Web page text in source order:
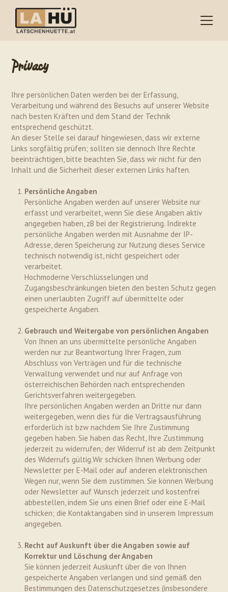
Privacy
Ihre persönlichen Daten werden bei der Erfassung,
Verarbeitung und während des Besuchs auf unserer Website
nach besten Kräften und dem Stand der Technik
entsprechend geschützt.
An dieser Stelle sei darauf hingewiesen, dass wir externe
Links sorgfältig prüfen; sollten sie dennoch Ihre Rechte
beeinträchtigen, bitte beachten Sie, dass wir nicht für den
Inhalt und die Sicherheit dieser externen Links haften.
Persönliche Angaben
Persönliche Angaben werden auf unserer Website nur
erfasst und verarbeitet, wenn Sie diese Angaben aktiv
angegeben haben, zB bei der Registrierung. Indirekte
persönliche Angaben werden mit Ausnahme der IP-
Adresse, deren Speicherung zur Nutzung dieses Service
technisch notwendig ist, nicht gespeichert oder
verarbeitet.
Hochmoderne Verschlüsselungen und
Zugangsbeschränkungen bieten den besten Schutz gegen
einen unerlaubten Zugriff auf übermittelte oder
gespeicherte Angaben.
Gebrauch und Weitergabe von persönlichen Angaben
Von Ihnen an uns übermittelte persönliche Angaben
werden nur zur Beantwortung Ihrer Fragen, zum
Abschluss von Verträgen und für die technische
Verwaltung verwendet und nur auf Anfrage von
österreichischen Behörden nach entsprechenden
Gerichtsverfahren weitergegeben.
Ihre persönlichen Angaben werden an Dritte nur dann
weitergegeben, wenn dies für die Vertragsausführung
erforderlich ist bzw nachdem Sie Ihre Zustimmung
gegeben haben. Sie haben das Recht, Ihre Zustimmung
jederzeit zu widerrufen; der Widerruf ist ab dem Zeitpunkt
des Widerrufs gültig.Wir schicken Ihnen Werbung oder
Newsletter per E-Mail oder auf anderen elektronischen
Wegen nur, wenn Sie dem zustimmen. Sie können Werbung
oder Newsletter auf Wunsch jederzeit und kostenfrei
abbestellen, indem Sie uns einen Brief oder eine E-Mail
schicken; die Kontaktangaben sind in unserem Impressum
angegeben.
Recht auf Auskunft über die Angaben sowie auf
Korrektur und Löschung der Angaben
Sie können jederzeit Auskunft über die von Ihnen
gespeicherte Angaben verlangen und sind gemäß den
Bestimmungen des Datenschutzgesetzes (insbesondere